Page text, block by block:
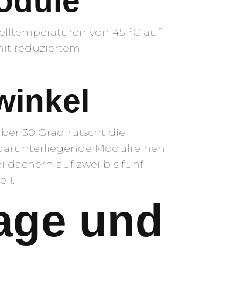
von 45 °C auf
reduziertem
30 Grad rutscht die
Modulreihen.
auf zwei bis fünf
1.
und